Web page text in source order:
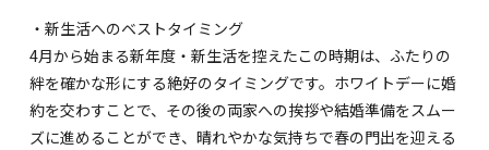
・新生活へのベストタイミング
4月から始まる新年度・新生活を控えたこの時期は、ふたりの
絆を確かな形にする絶好のタイミングです。ホワイトデーに婚
約を交わすことで、その後の両家への挨拶や結婚準備をスムー
ズに進めることができ、晴れやかな気持ちで春の門出を迎える